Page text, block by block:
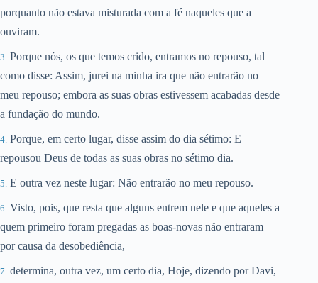
porquanto não estava misturada com a fé naqueles que a
ouviram.
Porque nós, os que temos crido, entramos no repouso, tal
como disse: Assim, jurei na minha ira que não entrarão no
meu repouso; embora as suas obras estivessem acabadas desde
a fundação do mundo.
Porque, em certo lugar, disse assim do dia sétimo: E
repousou Deus de todas as suas obras no sétimo dia.
E outra vez neste lugar: Não entrarão no meu repouso.
Visto, pois, que resta que alguns entrem nele e que aqueles a
quem primeiro foram pregadas as boas-novas não entraram
por causa da desobediência,
determina, outra vez, um certo dia, Hoje, dizendo por Davi,